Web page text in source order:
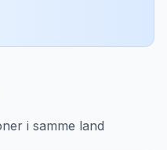
i samme land